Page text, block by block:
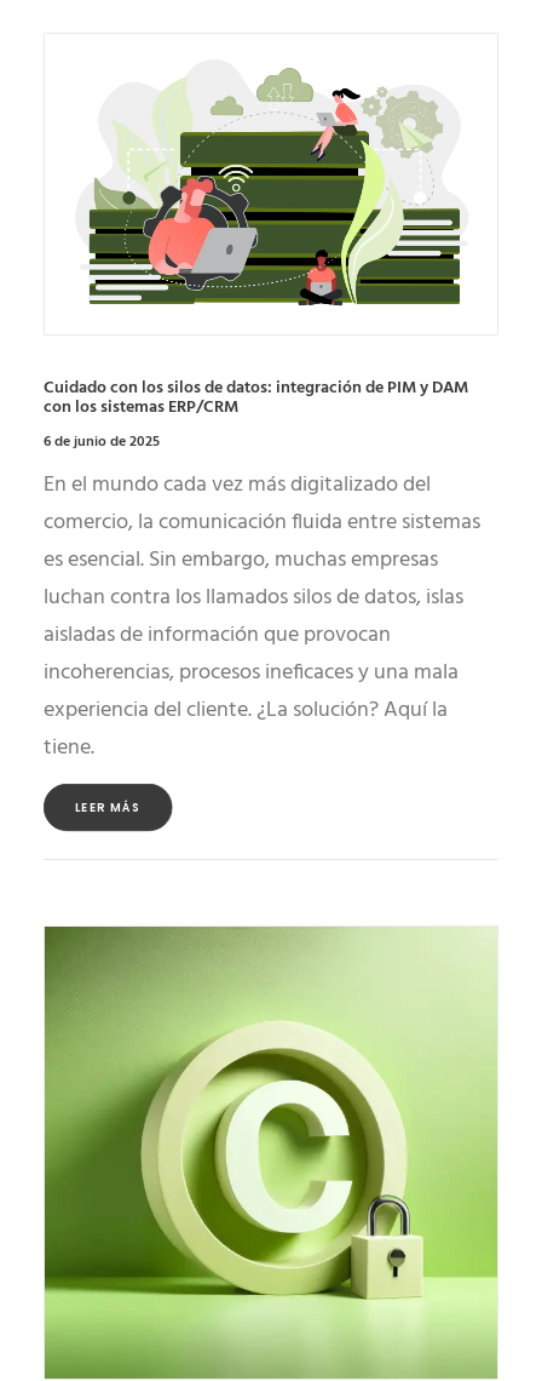
Cuidado con los silos de datos: integración de PIM y DAM
con los sistemas ERP/CRM
6 de junio de 2025
En el mundo cada vez más digitalizado del
comercio, la comunicación fluida entre sistemas
es esencial. Sin embargo, muchas empresas
luchan contra los llamados silos de datos, islas
aisladas de información que provocan
incoherencias, procesos ineficaces y una mala
experiencia del cliente. ¿La solución? Aquí la
tiene.
LEER MÁS